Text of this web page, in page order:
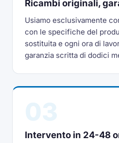
Ricambi originali,
Usiamo esclusivamente
con le specifiche del
sostituita e ogni ora di
garanzia scritta di dodici
Intervento in 24-48